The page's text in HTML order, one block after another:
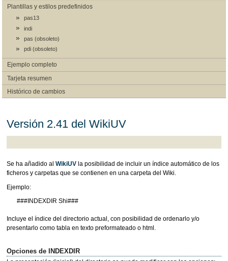
Plantillas y estilos predefinidos
pas13
indi
pas (obsoleto)
pdi (obsoleto)
Ejemplo completo
Tarjeta resumen
Histórico de cambios
Versión 2.41 del WikiUV
Se ha añadido al WikiUVla posibilidad de incluir un índice automático de los
ficheros y carpetas que se contienen en una carpeta del Wiki.
Ejemplo:
###INDEXDIR Shi###
Incluye el índice del directorio actual, con posibilidad de ordenarlo y/o
presentarlo como tabla en texto preformateado o html.
Opciones de INDEXDIR